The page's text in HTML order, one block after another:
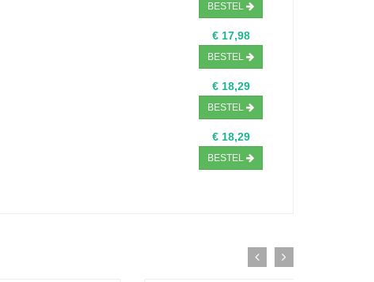
BESTEL
€ 17,98
BESTEL
€ 18,29
BESTEL
€ 18,29
BESTEL